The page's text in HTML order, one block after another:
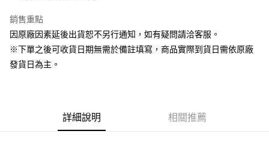
運送方式
預購-全家取貨付款(舊)
預購-7-11取貨付款(舊)
每筆NT$90，滿NT$3,000(含以上)免運費
銷售重點
因原廠因素延後出貨恕不另行通知，如有疑問請洽客服。
※下單之後可收貨日期無需於備註填寫，商品實際到貨日需依原廠
發貨日為主。
詳細說明 相關推薦